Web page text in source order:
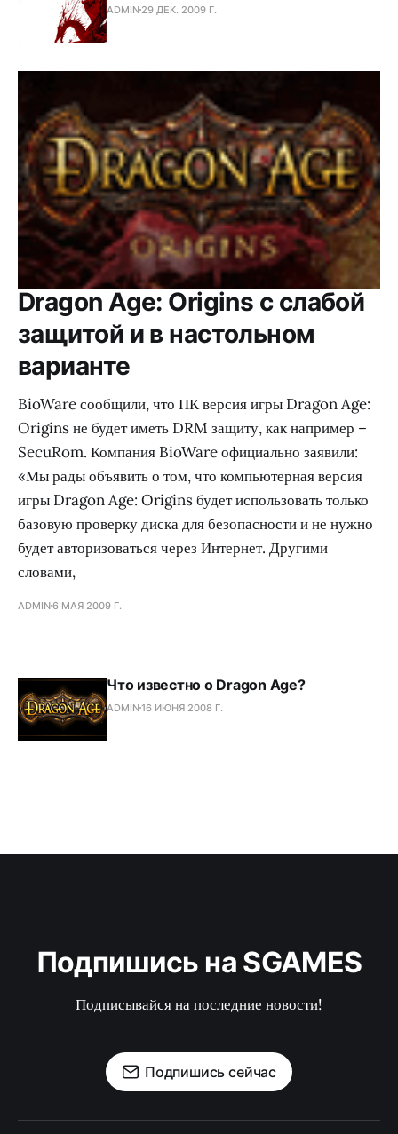
ADMIN 29 ДЕК. 2009 Г.
Dragon Age: Origins с слабой
защитой и в настольном
варианте
BioWare сообщили, что ПК версия игры Dragon Age:
Origins не будет иметь DRM защиту, как например –
SecuRom. Компания BioWare официально заявили:
«Мы рады объявить о том, что компьютерная версия
игры Dragon Age: Origins будет использовать только
базовую проверку диска для безопасности и не нужно
будет авторизоваться через Интернет. Другими
словами,
ADMIN6 МАЯ 2009 Г.
Что известно о Dragon Age?
ADMIN16 ИЮНЯ 2008 Г.
Подпишись на SGAMES
Подписывайся на последние новости!
Подпишись сейчас